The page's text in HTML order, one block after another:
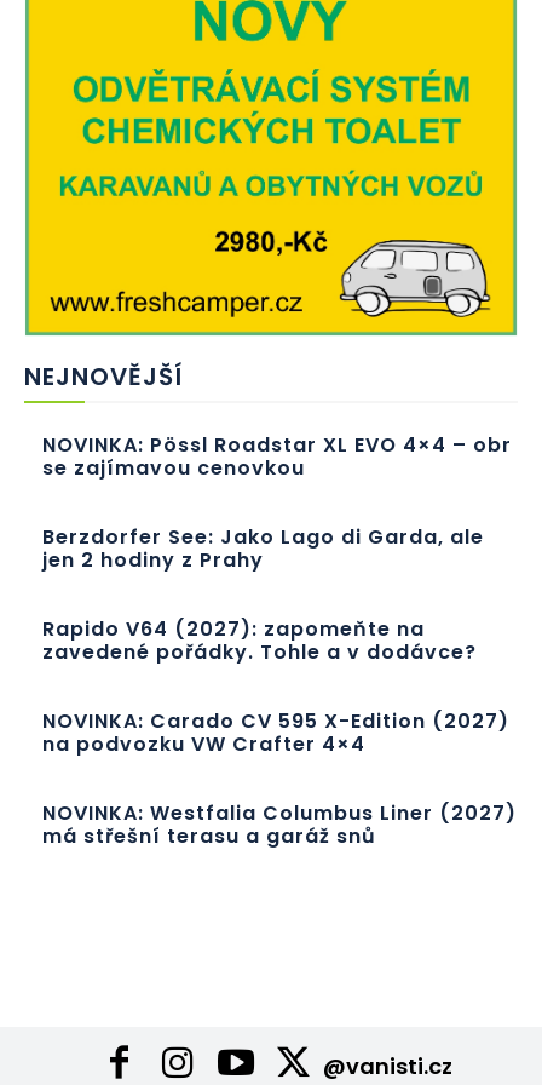
NEJNOVĚJŠÍ
NOVINKA: Pössl Roadstar XL EVO 4×4 – obr
se zajímavou cenovkou
Berzdorfer See: Jako Lago di Garda, ale
jen 2 hodiny z Prahy
Rapido V64 (2027): zapomeňte na
zavedené pořádky. Tohle a v dodávce?
NOVINKA: Carado CV 595 X-Edition (2027)
na podvozku VW Crafter 4×4
NOVINKA: Westfalia Columbus Liner (2027)
má střešní terasu a garáž snů
@vanisti.cz